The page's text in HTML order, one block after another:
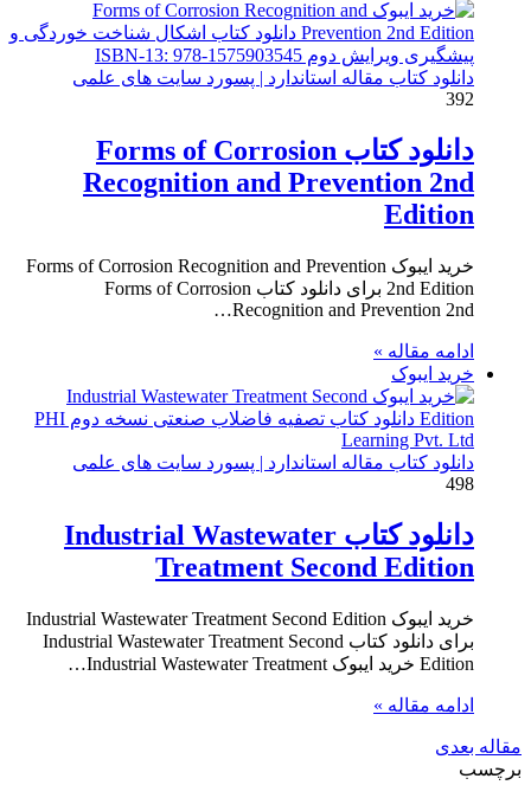
دانلود کتاب مقاله استاندارد | پسورد سایت های علمی
392
دانلود کتاب Forms of Corrosion
Recognition and Prevention 2nd
Edition
خرید ایبوک Forms of Corrosion Recognition and Prevention
2nd Edition برای دانلود کتاب Forms of Corrosion
Recognition and Prevention 2nd…
ادامه مقاله »
خرید ایبوک
دانلود کتاب مقاله استاندارد | پسورد سایت های علمی
498
دانلود کتاب Industrial Wastewater
Treatment Second Edition
خرید ایبوک Industrial Wastewater Treatment Second Edition
برای دانلود کتاب Industrial Wastewater Treatment Second
Edition خرید ایبوک Industrial Wastewater Treatment…
ادامه مقاله »
مقاله بعدی
برچسب